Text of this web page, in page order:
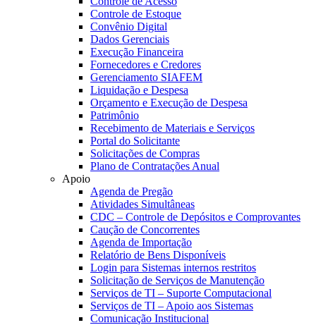
Controle de Estoque
Convênio Digital
Dados Gerenciais
Execução Financeira
Fornecedores e Credores
Gerenciamento SIAFEM
Liquidação e Despesa
Orçamento e Execução de Despesa
Patrimônio
Recebimento de Materiais e Serviços
Portal do Solicitante
Solicitações de Compras
Plano de Contratações Anual
Apoio
Agenda de Pregão
Atividades Simultâneas
CDC – Controle de Depósitos e Comprovantes
Caução de Concorrentes
Agenda de Importação
Relatório de Bens Disponíveis
Login para Sistemas internos restritos
Solicitação de Serviços de Manutenção
Serviços de TI – Suporte Computacional
Serviços de TI – Apoio aos Sistemas
Comunicação Institucional